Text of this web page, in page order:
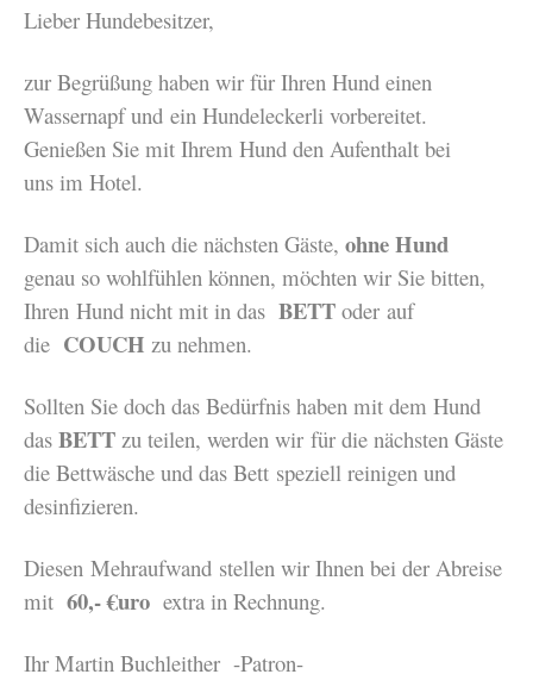
Lieber Hundebesitzer,
zur Begrüßung haben wir für Ihren Hund einen
Wassernapf und ein Hundeleckerli vorbereitet.
Genießen Sie mit Ihrem Hund den Aufenthalt bei
uns im Hotel.
Damit sich auch die nächsten Gäste, ohne Hund
genau so wohlfühlen können, möchten wir Sie bitten,
Ihren Hund nicht mit in das BETT oder auf
die COUCH zu nehmen.
Sollten Sie doch das Bedürfnis haben mit dem Hund
das BETT zu teilen, werden wir für die nächsten Gäste
die Bettwäsche und das Bett speziell reinigen und
desinfizieren.
Diesen Mehraufwand stellen wir Ihnen bei der Abreise
mit 60,- €uro extra in Rechnung.
Ihr Martin Buchleither -Patron-